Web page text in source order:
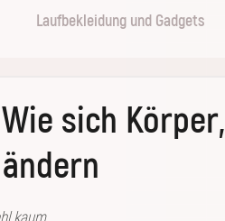
Laufbekleidung und Gadgets
sich Körper,